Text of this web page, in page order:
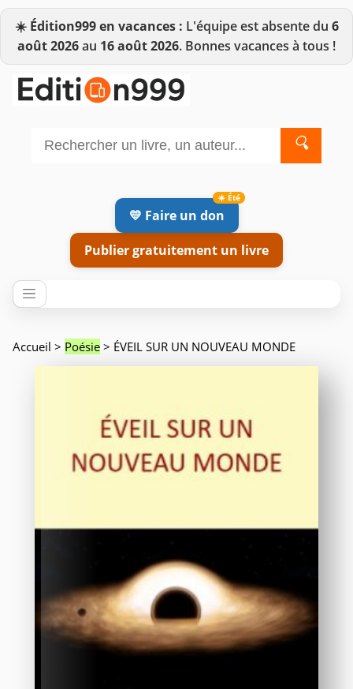
☀️ Édition999 en vacances : L'équipe est absente du 6
août 2026au 16 août 2026. Bonnes vacances à tous !
🔍
💛 Faire un don
Publier gratuitement un livre
Accueil > Poésie > ÉVEIL SUR UN NOUVEAU MONDE